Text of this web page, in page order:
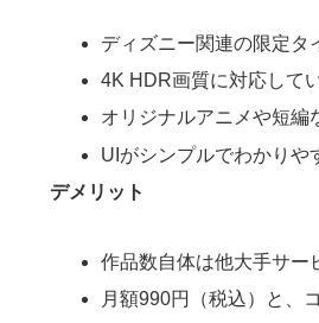
ディズニー関連の限定タ
4K HDR画質に対応して
オリジナルアニメや短編
UIがシンプルでわかりや
デメリット
作品数自体は他大手サー
月額990円（税込）と、